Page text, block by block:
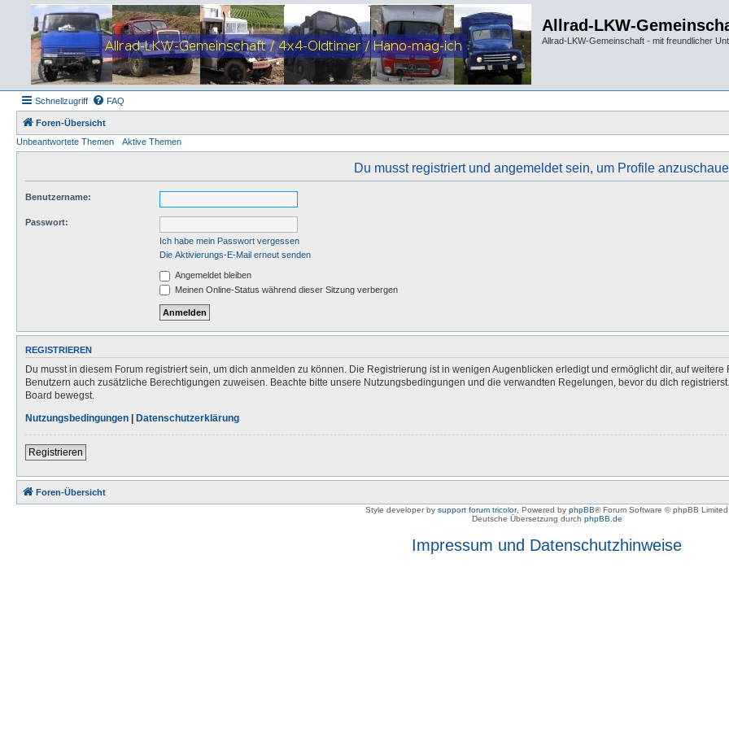
Allrad-LKW-
Allrad-LKW-Gemeinschaft - mit freundlicher
Schnellzugriff FAQ
Foren-Übersicht
Unbeantwortete Themen
Aktive Themen
Du musst registriert und angemeldet sein, um Profile
Benutzername:
Passwort:
Ich habe mein Passwort vergessen
Die Aktivierungs-E-Mail erneut senden
Angemeldet bleiben
Meinen Online-Status während dieser Sitzung verbergen
REGISTRIEREN
Du musst in diesem Forum registriert sein, um dich anmelden zu können. Die Registrierung ist in wenigen Augenblicken erledigt und ermöglicht dir, auf
Benutzern auch zusätzliche Berechtigungen zuweisen. Beachte bitte unsere Nutzungsbedingungen und die verwandten Regelungen, bevor du dich
Board bewegst.
Nutzungsbedingungen | Datenschutzerklärung
Registrieren
Foren-Übersicht
Style developer by support forum tricolor, Powered by phpBB® Forum Software © phpBB Limited
Deutsche Übersetzung durch phpBB.de
Impressum und Datenschutzhinweise